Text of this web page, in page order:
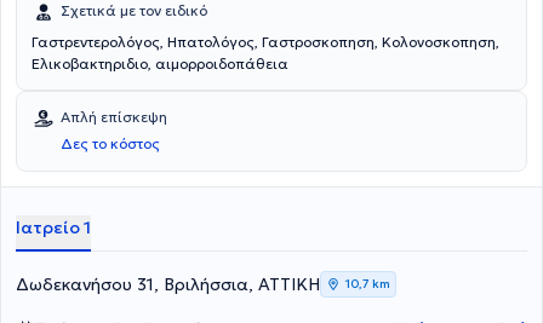
Σχετικά με τον ειδικό
Γαστρεντερολόγος, Ηπατολόγος, Γαστροσκοπηση, Κολονοσκοπηση,
Ελικοβακτηριδιο, αιμορροιδοπάθεια
Απλή επίσκεψη
Δες το κόστος
Ιατρείο 1
Δωδεκανήσου 31, Βριλήσσια, ΑΤΤΙΚΗ 10,7 km